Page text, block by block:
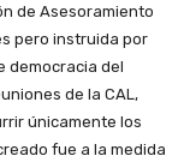
de Asesoramiento
pero instruida por
democracia del
de la CAL,
únicamente los
fue a la medida